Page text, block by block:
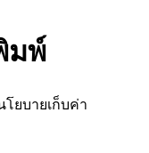
มพ์
ยบายเก็บค่า